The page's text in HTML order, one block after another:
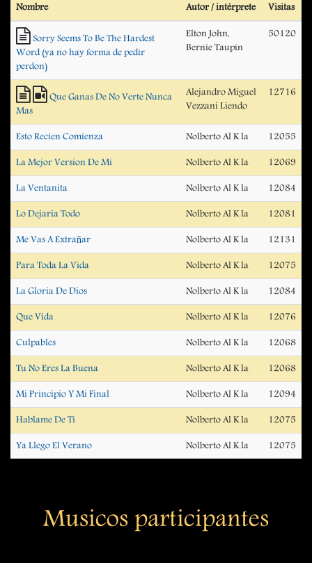
Nombre Autor / intérprete Visitas
Sorry Seems To Be The Hardest
Word (ya no hay forma de pedir
perdon)
Elton John,
Bernie Taupin
50120
Que Ganas De No Verte Nunca
Mas
Alejandro Miguel
Vezzani Liendo
12716
Esto Recien Comienza Nolberto Al K la 12055
La Mejor Version De Mi Nolberto Al K la 12069
La Ventanita Nolberto Al K la 12084
Lo Dejaria Todo Nolberto Al K la 12081
Me Vas A Extrañar Nolberto Al K la 12131
Para Toda La Vida Nolberto Al K la 12075
La Gloria De Dios Nolberto Al K la 12084
Que Vida Nolberto Al K la 12076
Culpables Nolberto Al K la 12068
Tu No Eres La Buena Nolberto Al K la 12068
Mi Principio Y Mi Final Nolberto Al K la 12094
Hablame De Ti Nolberto Al K la 12075
Ya Llego El Verano Nolberto Al K la 12075
Musicos participantes